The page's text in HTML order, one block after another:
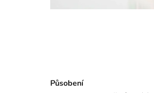
Působení